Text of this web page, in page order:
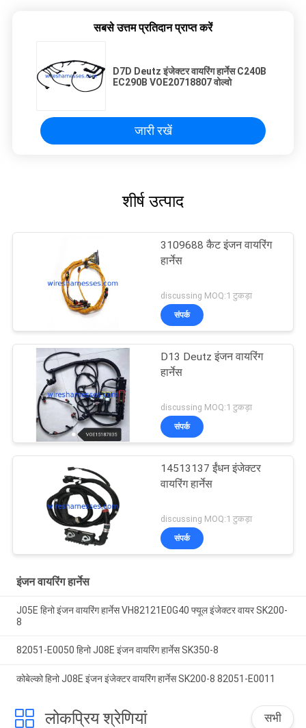
सबसे उत्तम प्रतिदान प्राप्त करें
D7D Deutz इंजेक्टर वायरिंग हार्नेस C240B
EC290B VOE20718807 वोल्वो
जारी रखें
शीर्ष उत्पाद
3109688 कैट इंजन वायरिंग
हार्नेस
discussing MOQ:1 टुकड़ा
संपर्क
D13 Deutz इंजन वायरिंग
हार्नेस
discussing MOQ:1 टुकड़ा
संपर्क
14513137 ईंधन इंजेक्टर
वायरिंग हार्नेस
discussing MOQ:1 टुकड़ा
संपर्क
इंजन वायरिंग हार्नेस
J05E हिनो इंजन वायरिंग हार्नेस VH82121E0G40 फ्यूल इंजेक्टर वायर SK200-
8
82051-E0050 हिनो J08E इंजन वायरिंग हार्नेस SK350-8
कोबेल्को हिनो J08E इंजन इंजेक्टर वायरिंग हार्नेस SK200-8 82051-E0011
लोकप्रिय श्रेणियां सभी